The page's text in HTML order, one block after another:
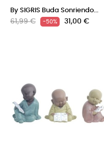
By SIGRIS Buda Sonriendo...
Precio
61,99 € -50% Precio
31,00 €